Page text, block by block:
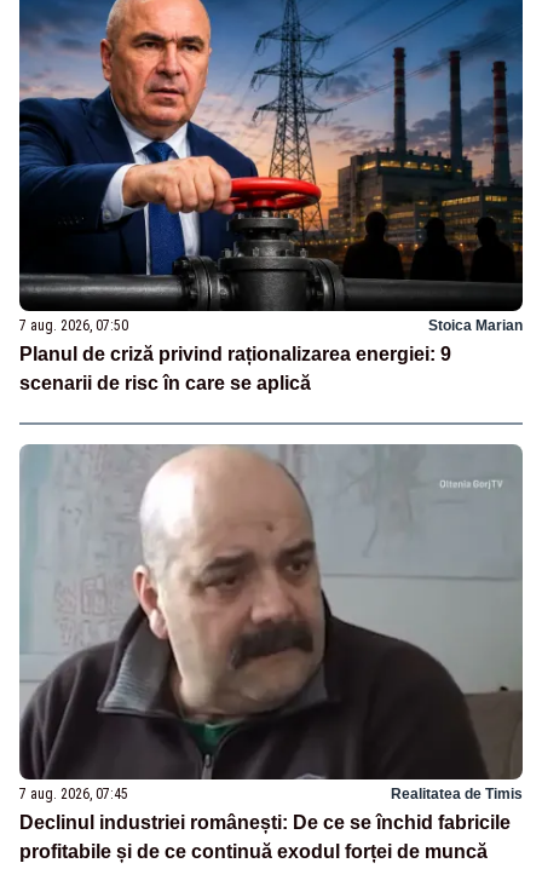
7 aug. 2026, 07:50 Stoica Marian
Planul de criză privind raționalizarea energiei: 9
scenarii de risc în care se aplică
7 aug. 2026, 07:45 Realitatea de Timis
Declinul industriei românești: De ce se închid fabricile
profitabile și de ce continuă exodul forței de muncă